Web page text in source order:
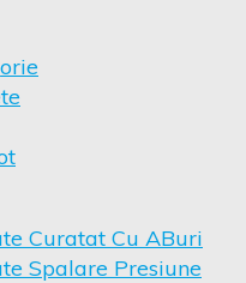
Curatat Cu ABuri
Spalare Presiune